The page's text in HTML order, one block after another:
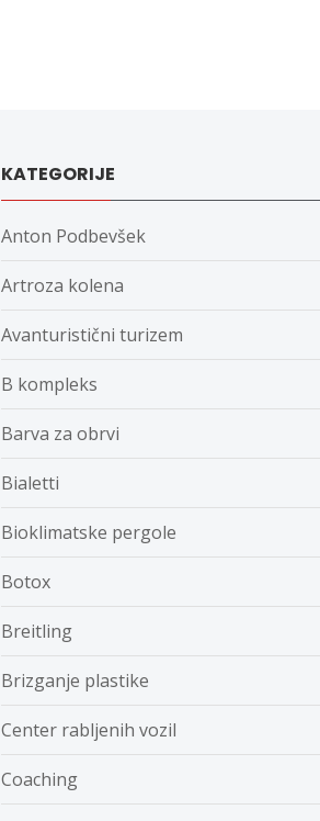
KATEGORIJE
Anton Podbevšek
Artroza kolena
Avanturistični turizem
B kompleks
Barva za obrvi
Bialetti
Bioklimatske pergole
Botox
Breitling
Brizganje plastike
Center rabljenih vozil
Coaching